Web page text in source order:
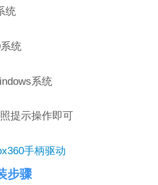
统
统
系统
提示操作即可
步骤